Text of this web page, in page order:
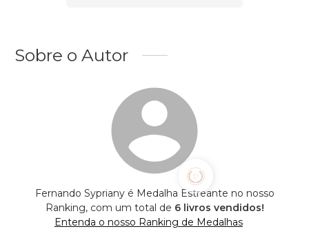
Sobre o Autor
Fernando Sypriany é Medalha Estreante no nosso
Ranking, com um total de 6 livros vendidos!
Entenda o nosso Ranking de Medalhas